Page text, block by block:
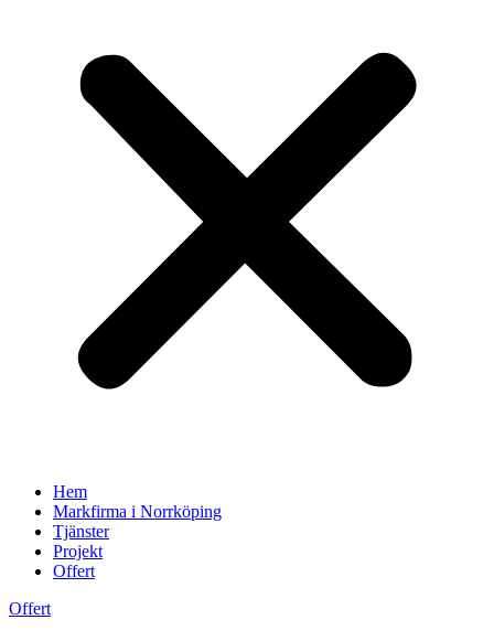
Hem
Markfirma i Norrköping
Tjänster
Projekt
Offert
Offert